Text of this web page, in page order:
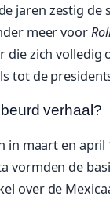
jaren zestig de
meer voor
die zich volledig
tot de
verhaal?
in maart en april
vormden de
over de